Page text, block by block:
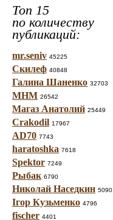
Топ 15
по количеству
публикаций:
mr.seniv 45225
Скилеф 40848
Галина Шаненко 32703
МНМ 26542
Магаз Анатолий 25449
Crakodil 17967
AD70 7743
haratoshka 7618
Spektor 7249
Рыбак 6790
Николай Наседкин 5090
Ігор Кузьменко 4796
fischer 4401